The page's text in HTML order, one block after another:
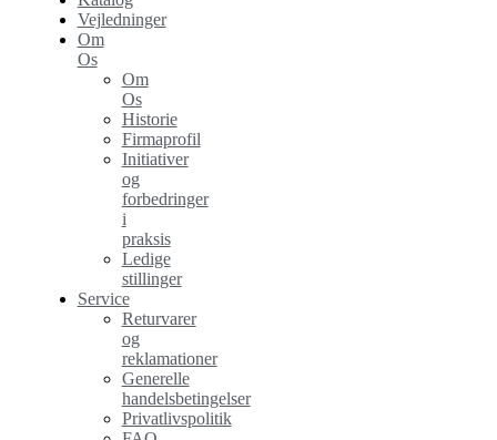
Vejledninger
Om
Os
Om
Os
Historie
Firmaprofil
Initiativer
og
forbedringer
i
praksis
Ledige
stillinger
Service
Returvarer
og
reklamationer
Generelle
handelsbetingelser
Privatlivspolitik